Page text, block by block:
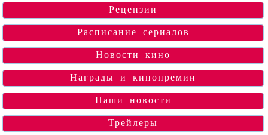
Рецензии
Расписание сериалов
Новости кино
Награды и кинопремии
Наши новости
Трейлеры